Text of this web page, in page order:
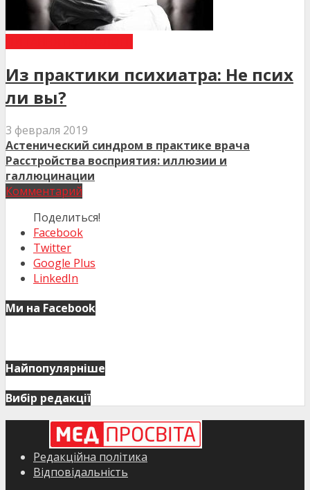
Из практики психиатра: Не псих
ли вы?
3 февраля 2019
Астенический синдром в практике врача
Расстройства восприятия: иллюзии и
галлюцинации
Комментарий
Поделиться!
Facebook
Twitter
Google Plus
LinkedIn
Ми на Facebook
Найпопулярніше
Вибір редакції
Редакційна політика
Відповідальність